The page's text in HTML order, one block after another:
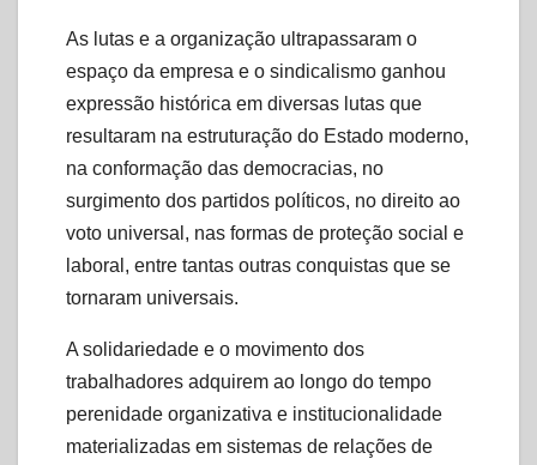
As lutas e a organização ultrapassaram o
espaço da empresa e o sindicalismo ganhou
expressão histórica em diversas lutas que
resultaram na estruturação do Estado moderno,
na conformação das democracias, no
surgimento dos partidos políticos, no direito ao
voto universal, nas formas de proteção social e
laboral, entre tantas outras conquistas que se
tornaram universais.
A solidariedade e o movimento dos
trabalhadores adquirem ao longo do tempo
perenidade organizativa e institucionalidade
materializadas em sistemas de relações de